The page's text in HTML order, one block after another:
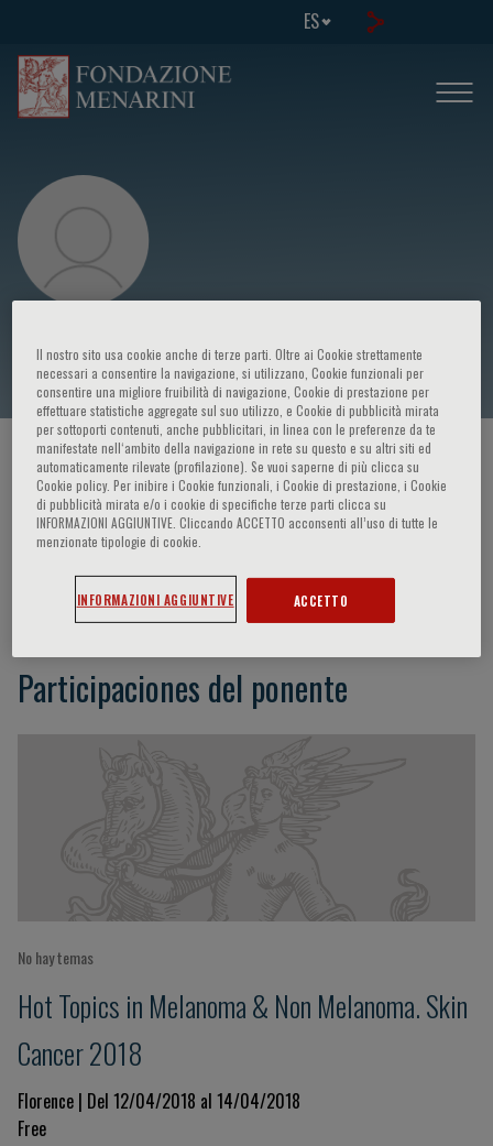
ES
Carlo Riccardo Rossi
HOME PAGE / CURSOS Y EVENTOS / ORADOR
Carlo Riccardo Rossi
Participaciones del ponente
No hay temas
Hot Topics in Melanoma & Non Melanoma. Skin
Cancer 2018
Florence | Del 12/04/2018 al 14/04/2018
Free
Il nostro sito usa cookie anche di terze parti. Oltre ai Cookie strettamente
necessari a consentire la navigazione, si utilizzano, Cookie funzionali per
consentire una migliore fruibilità di navigazione, Cookie di prestazione per
effettuare statistiche aggregate sul suo utilizzo, e Cookie di pubblicità mirata
per sottoporti contenuti, anche pubblicitari, in linea con le preferenze da te
manifestate nell‘ambito della navigazione in rete su questo e su altri siti ed
automaticamente rilevate (profilazione). Se vuoi saperne di più clicca su
Cookie policy. Per inibire i Cookie funzionali, i Cookie di prestazione, i Cookie
di pubblicità mirata e/o i cookie di specifiche terze parti clicca su
INFORMAZIONI AGGIUNTIVE. Cliccando ACCETTO acconsenti all’uso di tutte le
menzionate tipologie di cookie.
INFORMAZIONI AGGIUNTIVE ACCETTO